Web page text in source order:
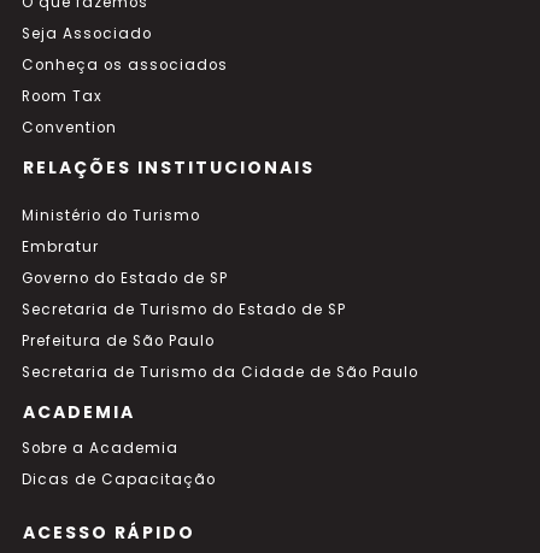
Seja Associado
Conheça os associados
Room Tax
Convention
RELAÇÕES INSTITUCIONAIS
Ministério do Turismo
Embratur
Governo do Estado de SP
Secretaria de Turismo do Estado de SP
Prefeitura de São Paulo
Secretaria de Turismo da Cidade de São Paulo
ACADEMIA
Sobre a Academia
Dicas de Capacitação
ACESSO RÁPIDO